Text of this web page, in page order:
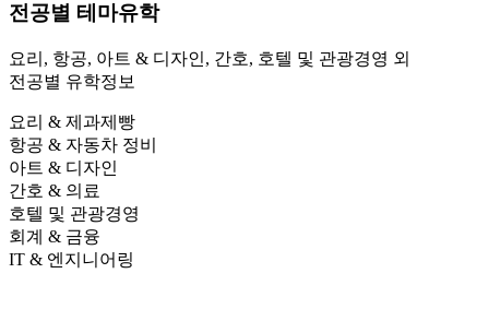
전공별 테마유학
요리, 항공, 아트 & 디자인, 간호, 호텔 및 관광경영 외
전공별 유학정보
요리 & 제과제빵
항공 & 자동차 정비
아트 & 디자인
간호 & 의료
호텔 및 관광경영
회계 & 금융
IT & 엔지니어링